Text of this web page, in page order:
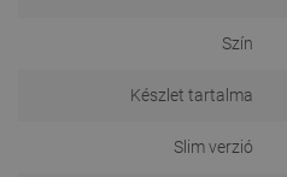
Szín
Készlet tartalma
Slim verzió